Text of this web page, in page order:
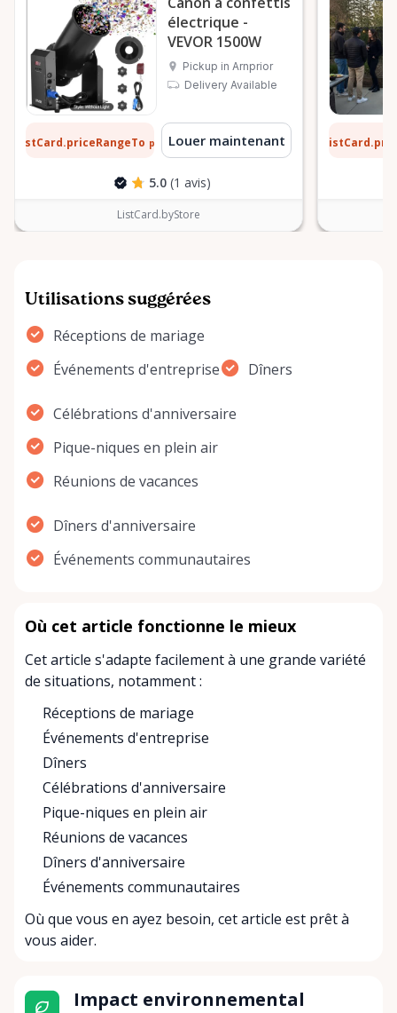
électrique -
VEVOR 1500W
Pickup in Arnprior
Delivery Available
ListCard.priceRangeTo par jourLouer maintenant
5.0 (1 avis)
ListCard.byStore
Utilisations suggérées
Réceptions de mariage
Événements d'entreprise
Dîners
Célébrations d'anniversaire
Pique-niques en plein air
Réunions de vacances
Dîners d'anniversaire
Événements communautaires
Où cet article fonctionne le mieux
Cet article s'adapte facilement à une grande variété
de situations, notamment :
Réceptions de mariage
Événements d'entreprise
Dîners
Célébrations d'anniversaire
Pique-niques en plein air
Réunions de vacances
Dîners d'anniversaire
Événements communautaires
Où que vous en ayez besoin, cet article est prêt à
vous aider.
Impact environnemental